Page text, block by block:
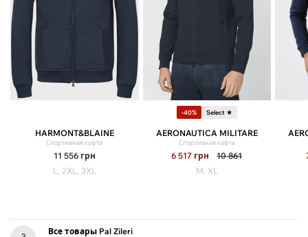
HARMONT&BLAINE
Спортивная кофта
11 556 грн
L, 2XL, 3XL
-40% Select ★
AERONAUTICA MILITARE
Спортивная кофта
6 517 грн
10 861
M, XL
Все товары Pal Zileri